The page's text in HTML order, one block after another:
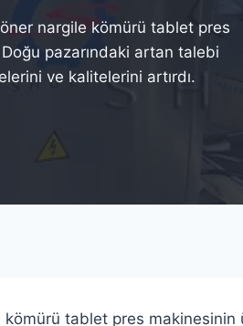
nargile kömürü tablet pres
pazarındaki artan talebi
ve kalitelerini artırdı.
tablet pres